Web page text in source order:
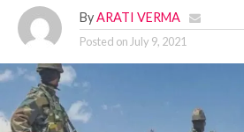
By ARATI VERMA
Posted on July 9, 2021